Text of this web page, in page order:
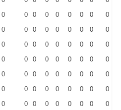
0 0 0 0 0 0 0 0
0
0 0 0 0 0 0 0 0
0
0 0 0 0 0 0 0 0
0
0 0 0 0 0 0 0 0
0
0 0 0 0 0 0 0 0
0
0 0 0 0 0 0 0 0
0
0 0 0 0 0 0 0 0 0